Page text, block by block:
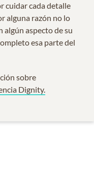
cuidar cada detalle
alguna razón no lo
algún aspecto de su
esa parte del
sobre
Dignity.